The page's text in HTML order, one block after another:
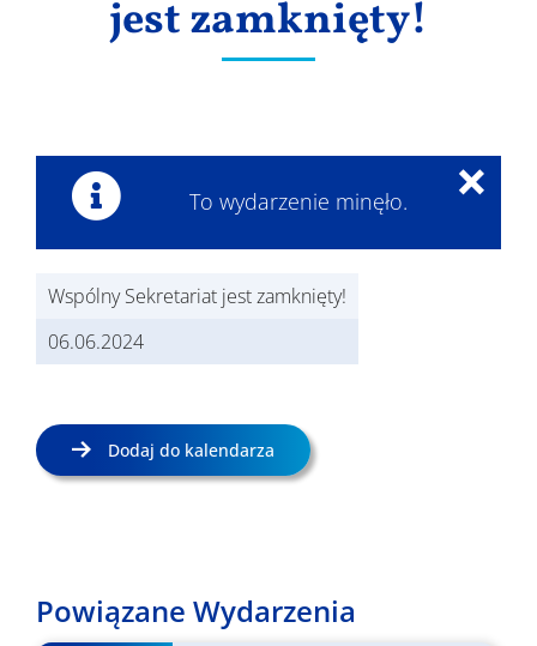
jest zamknięty!
To wydarzenie minęło.
×
Wspólny Sekretariat jest zamknięty!
06.06.2024
Dodaj do kalendarza
Powiązane Wydarzenia